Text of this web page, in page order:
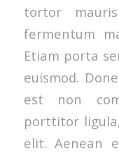
tortor
fermentum
Etiam porta
euismod.
est non
porttitor
elit. Aenean